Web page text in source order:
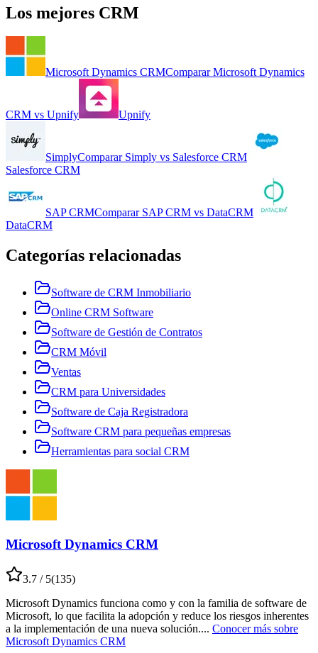
Los mejores CRM
Microsoft Dynamics CRMComparar Microsoft Dynamics
CRM vs Upnify Upnify
SimplyComparar Simply vs Salesforce CRM
Salesforce CRM
SAP CRMComparar SAP CRM vs DataCRM
DataCRM
Categorías relacionadas
Software de CRM Inmobiliario
Online CRM Software
Software de Gestión de Contratos
CRM Móvil
Ventas
CRM para Universidades
Software de Caja Registradora
Software CRM para pequeñas empresas
Herramientas para social CRM
Microsoft Dynamics CRM
3.7 / 5(135)
Microsoft Dynamics funciona como y con la familia de software de
Microsoft, lo que facilita la adopción y reduce los riesgos inherentes
a la implementación de una nueva solución.... Conocer más sobre
Microsoft Dynamics CRM